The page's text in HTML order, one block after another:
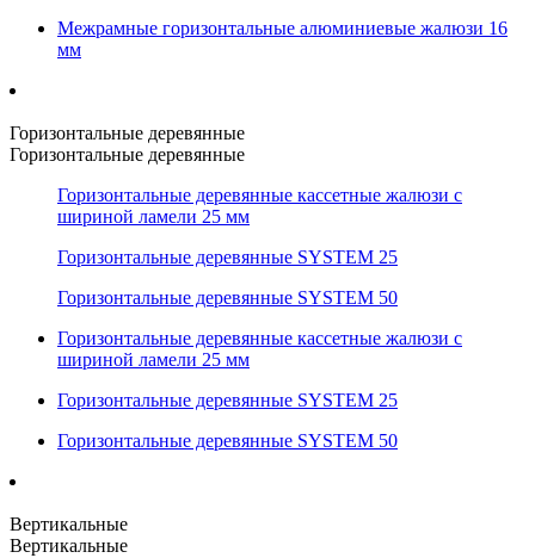
Межрамные горизонтальные алюминиевые жалюзи 16
мм
Горизонтальные деревянные
Горизонтальные деревянные
Горизонтальные деревянные кассетные жалюзи с
шириной ламели 25 мм
Горизонтальные деревянные SYSTEM 25
Горизонтальные деревянные SYSTEM 50
Горизонтальные деревянные кассетные жалюзи с
шириной ламели 25 мм
Горизонтальные деревянные SYSTEM 25
Горизонтальные деревянные SYSTEM 50
Вертикальные
Вертикальные